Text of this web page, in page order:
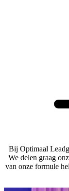
Bij Optimaal
We delen graag
van onze formule